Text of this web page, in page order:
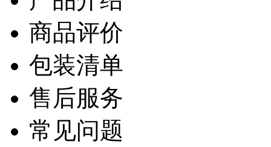
商品评价
包装清单
售后服务
常见问题